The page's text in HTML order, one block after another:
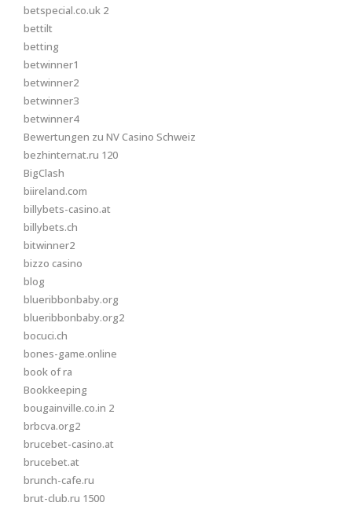
betspecial.co.uk 2
bettilt
betting
betwinner1
betwinner2
betwinner3
betwinner4
Bewertungen zu NV Casino Schweiz
bezhinternat.ru 120
BigClash
biireland.com
billybets-casino.at
billybets.ch
bitwinner2
bizzo casino
blog
blueribbonbaby.org
blueribbonbaby.org2
bocuci.ch
bones-game.online
book of ra
Bookkeeping
bougainville.co.in 2
brbcva.org2
brucebet-casino.at
brucebet.at
brunch-cafe.ru
brut-club.ru 1500